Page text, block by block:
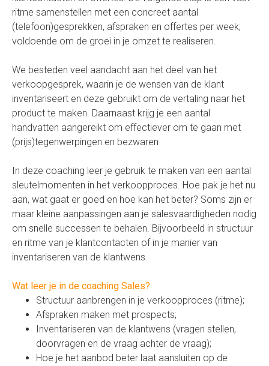
ritme samenstellen met een concreet aantal
(telefoon)gesprekken, afspraken en offertes per week;
voldoende om de groei in je omzet te realiseren.
We besteden veel aandacht aan het deel van het
verkoopgesprek, waarin je de wensen van de klant
inventariseert en deze gebruikt om de vertaling naar het
product te maken. Daarnaast krijg je een aantal
handvatten aangereikt om effectiever om te gaan met
(prijs)tegenwerpingen en bezwaren
In deze coaching leer je gebruik te maken van een aantal
sleutelmomenten in het verkoopproces. Hoe pak je het nu
aan, wat gaat er goed en hoe kan het beter? Soms zijn er
maar kleine aanpassingen aan je salesvaardigheden nodig
om snelle successen te behalen. Bijvoorbeeld in structuur
en ritme van je klantcontacten of in je manier van
inventariseren van de klantwens.
Wat leer je in de coaching Sales?
Structuur aanbrengen in je verkoopproces (ritme);
Afspraken maken met prospects;
Inventariseren van de klantwens (vragen stellen,
doorvragen en de vraag achter de vraag);
Hoe je het aanbod beter laat aansluiten op de